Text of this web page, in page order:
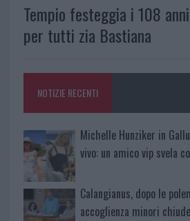
Tempio festeggia i 108
per tutti zia Bastiana
NOTIZIE RECENTI
Michelle Hunziker in
vivo: un amico vip svela
Calangianus, dopo le
accoglienza minori chiude